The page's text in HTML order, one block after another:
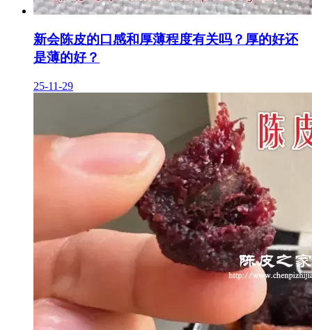
新会陈皮的口感和厚薄程度有关吗？厚的好还
是薄的好？
25-11-29